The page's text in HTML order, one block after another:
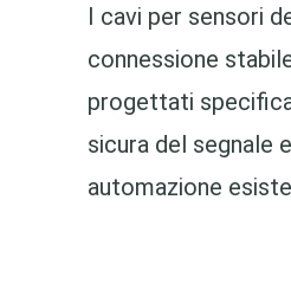
I cavi per sensori
connessione
progettati
sicura del segnale
automazione